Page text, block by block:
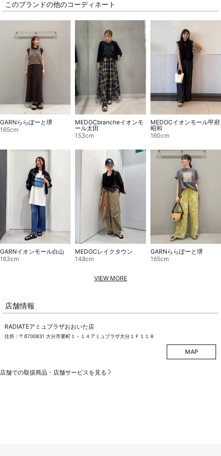
このブランドの他のコーディネート
GARNららぽーと堺
165cm
MEDOCbrancheイオンモ
ール太田
153cm
MEDOCイオンモール甲府
昭和
160cm
GARNイオンモール白山
163cm
MEDOCレイクタウン
148cm
GARNららぽーと堺
165cm
VIEW MORE
店舗情報
RADIATEアミュプラザおおいた店
住所：〒8700831 大分市要町１－１４アミュプラザ大分１Ｆ１１８
MAP
店舗での取扱商品・店舗サービスを見る